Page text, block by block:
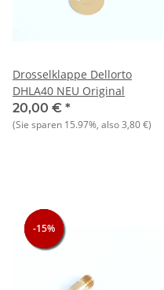
Drosselklappe Dellorto
DHLA40 NEU Original
20,00 € *
(Sie sparen 15.97%, also3,80 €)
-15%
-15%
-15%